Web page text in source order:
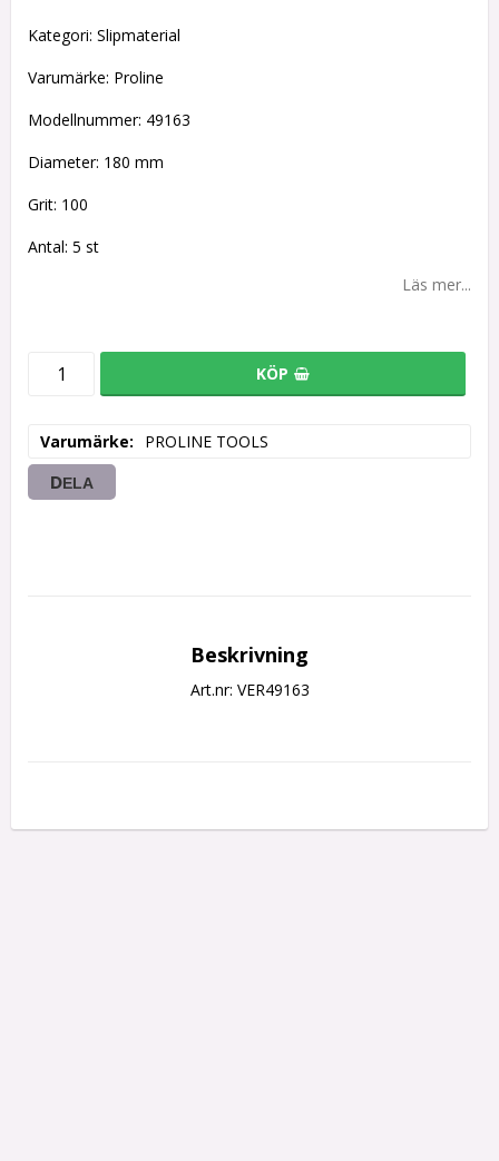
Kategori: Slipmaterial
Varumärke: Proline
Modellnummer: 49163
Diameter: 180 mm
Grit: 100
Antal: 5 st
Läs mer...
KÖP
Varumärke PROLINE TOOLS
DELA
Beskrivning
Art.nr: VER49163